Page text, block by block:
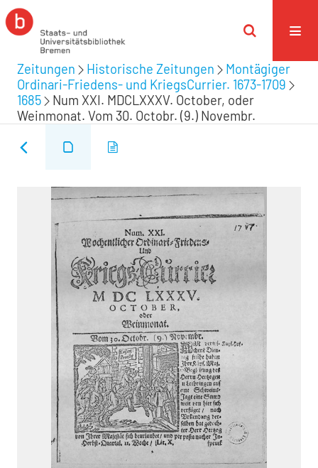
Zeitungen Historische Zeitungen
Montägiger
Ordinari-Friedens- und KriegsCurrier. 1673-1709
1685
Num XXI. MDCLXXXV. October, oder
Weinmonat. Vom 30. Octobr. (9.) Novembr.